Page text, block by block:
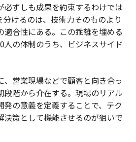
必ずしも成果を約束するわけでは
けるのは、技術力そのものより
適合性にある。この乖離を埋める
人の体制のうち、ビジネスサイド
、営業現場などで顧客と向き合っ
段階から介在する。現場のリアル
発の意義を定義することで、テク
決策として機能させるのが狙いで